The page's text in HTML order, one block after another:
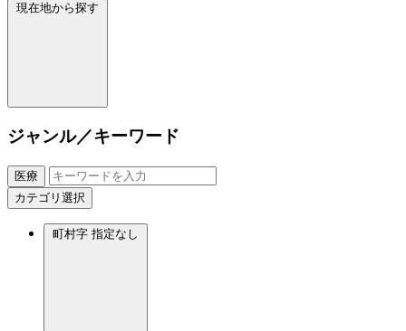
現在地から探す
ジャンル／キーワード
医療
カテゴリ選択
町村字 指定なし